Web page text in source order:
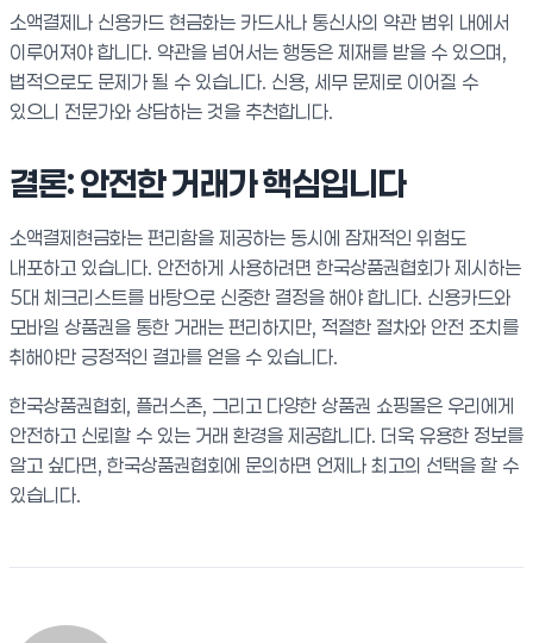
소액결제나 신용카드 현금화는 카드사나 통신사의 약관 범위 내에서
이루어져야 합니다. 약관을 넘어서는 행동은 제재를 받을 수 있으며,
법적으로도 문제가 될 수 있습니다. 신용, 세무 문제로 이어질 수
있으니 전문가와 상담하는 것을 추천합니다.
결론: 안전한 거래가 핵심입니다
소액결제현금화는 편리함을 제공하는 동시에 잠재적인 위험도
내포하고 있습니다. 안전하게 사용하려면 한국상품권협회가 제시하는
5대 체크리스트를 바탕으로 신중한 결정을 해야 합니다. 신용카드와
모바일 상품권을 통한 거래는 편리하지만, 적절한 절차와 안전 조치를
취해야만 긍정적인 결과를 얻을 수 있습니다.
한국상품권협회, 플러스존, 그리고 다양한 상품권 쇼핑몰은 우리에게
안전하고 신뢰할 수 있는 거래 환경을 제공합니다. 더욱 유용한 정보를
알고 싶다면, 한국상품권협회에 문의하면 언제나 최고의 선택을 할 수
있습니다.